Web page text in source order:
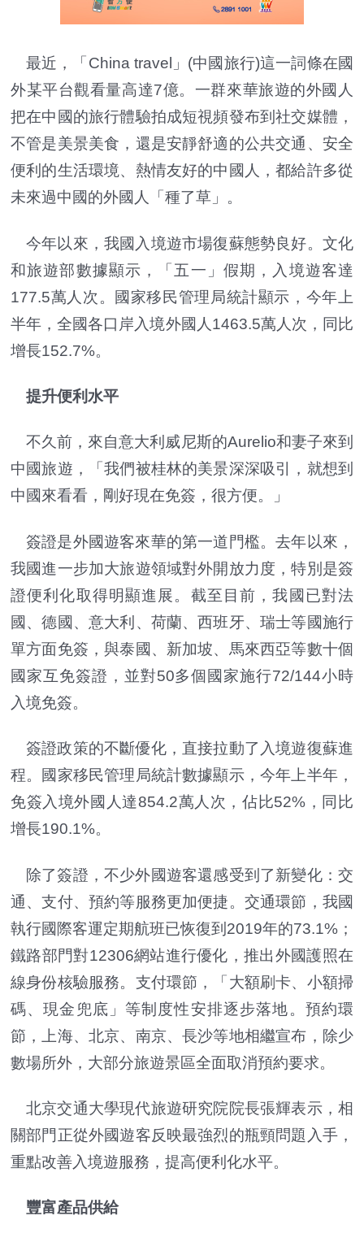
最近，「China travel」(中國旅行)這一詞條在國
外某平台觀看量高達7億。一群來華旅遊的外國人
把在中國的旅行體驗拍成短視頻發布到社交媒體，
不管是美景美食，還是安靜舒適的公共交通、安全
便利的生活環境、熱情友好的中國人，都給許多從
未來過中國的外國人「種了草」。
今年以來，我國入境遊市場復蘇態勢良好。文化
和旅遊部數據顯示，「五一」假期，入境遊客達
177.5萬人次。國家移民管理局統計顯示，今年上
半年，全國各口岸入境外國人1463.5萬人次，同比
增長152.7%。
提升便利水平
不久前，來自意大利威尼斯的Aurelio和妻子來到
中國旅遊，「我們被桂林的美景深深吸引，就想到
中國來看看，剛好現在免簽，很方便。」
簽證是外國遊客來華的第一道門檻。去年以來，
我國進一步加大旅遊領域對外開放力度，特別是簽
證便利化取得明顯進展。截至目前，我國已對法
國、德國、意大利、荷蘭、西班牙、瑞士等國施行
單方面免簽，與泰國、新加坡、馬來西亞等數十個
國家互免簽證，並對50多個國家施行72/144小時
入境免簽。
簽證政策的不斷優化，直接拉動了入境遊復蘇進
程。國家移民管理局統計數據顯示，今年上半年，
免簽入境外國人達854.2萬人次，佔比52%，同比
增長190.1%。
除了簽證，不少外國遊客還感受到了新變化：交
通、支付、預約等服務更加便捷。交通環節，我國
執行國際客運定期航班已恢復到2019年的73.1%；
鐵路部門對12306網站進行優化，推出外國護照在
線身份核驗服務。支付環節，「大額刷卡、小額掃
碼、現金兜底」等制度性安排逐步落地。預約環
節，上海、北京、南京、長沙等地相繼宣布，除少
數場所外，大部分旅遊景區全面取消預約要求。
北京交通大學現代旅遊研究院院長張輝表示，相
關部門正從外國遊客反映最強烈的瓶頸問題入手，
重點改善入境遊服務，提高便利化水平。
豐富產品供給